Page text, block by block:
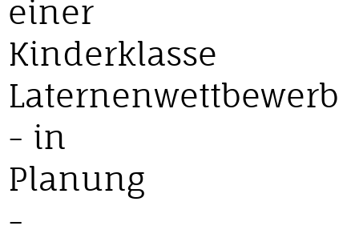
einer
Kinderklasse
Laternenwettbewerb
- in
Planung
-